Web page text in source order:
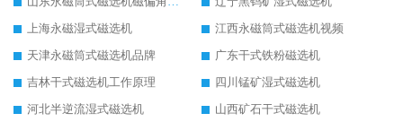
上海永磁湿式磁选机
江西永磁筒式磁选机视频
天津永磁筒式磁选机品牌
广东干式铁粉磁选机
吉林干式磁选机工作原理
四川锰矿湿式磁选机
河北半逆流湿式磁选机
山西矿石干式磁选机